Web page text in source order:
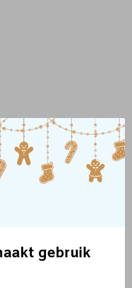
gebruik